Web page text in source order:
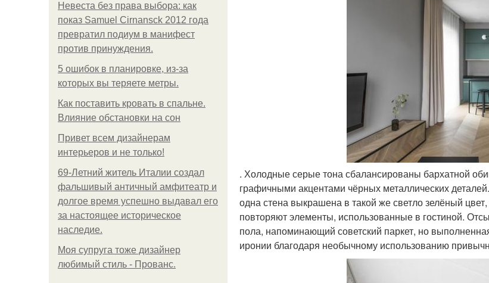
Невеста без права выбора: как
показ Samuel Cirnansck 2012 года
превратил подиум в манифест
против принуждения.
5 ошибок в планировке, из-за
которых вы теряете метры.
Как поставить кровать в спальне.
Влияние обстановки на сон
Привет всем дизайнерам
интерьеров и не только!
69-Летний житель Италии создал
фальшивый античный амфитеатр и
долгое время успешно выдавал его
за настоящее историческое
наследие.
Моя супруга тоже дизайнер
любимый стиль - Прованс.
. Холодные серые тона сбалансированы бархатной
графичными акцентами чёрных металлических
одна стена выкрашена в такой же светло зелёный
повторяют элементы, использованные в гостиной.
пола, напоминающий советский паркет, но
иронии благодаря необычному использованию